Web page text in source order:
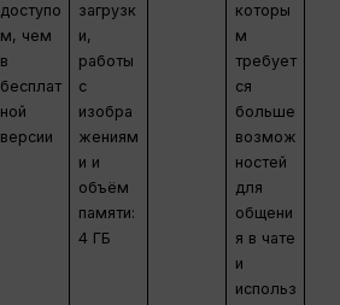
доступо
м, чем
в
бесплат
ной
версии
загрузк
и,
работы
с
изобра
жениям
и и
объём
памяти:
4 ГБ
которы
м
требует
ся
больше
возмож
ностей
для
общени
я в чате
и
использ